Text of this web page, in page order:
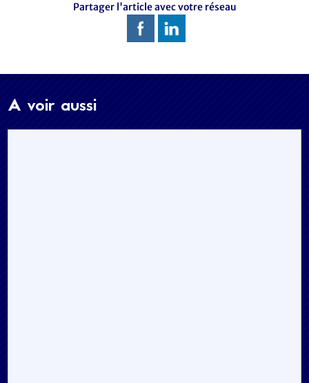
Partager l'article avec votre réseau
A voir aussi